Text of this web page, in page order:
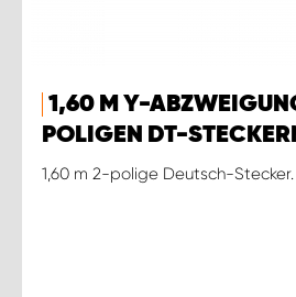
1,60 M Y-
POLIGEN DT-
1,60 m 2-polige Deutsch-Stecker.